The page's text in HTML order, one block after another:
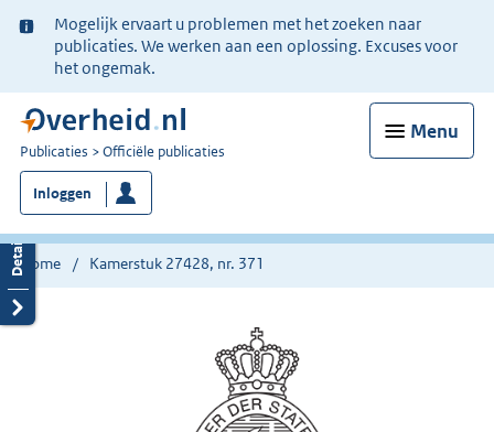
Ter
informatie:
Mogelijk ervaart u problemen met het zoeken naar
publicaties. We werken aan een oplossing. Excuses voor
het ongemak.
Menu
U
bent
nu
hier:
Publicaties Officiële publicaties
Inloggen
Home Kamerstuk 27428, nr. 371